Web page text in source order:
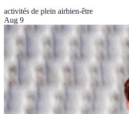
activités de plein airbien-être
Aug 9